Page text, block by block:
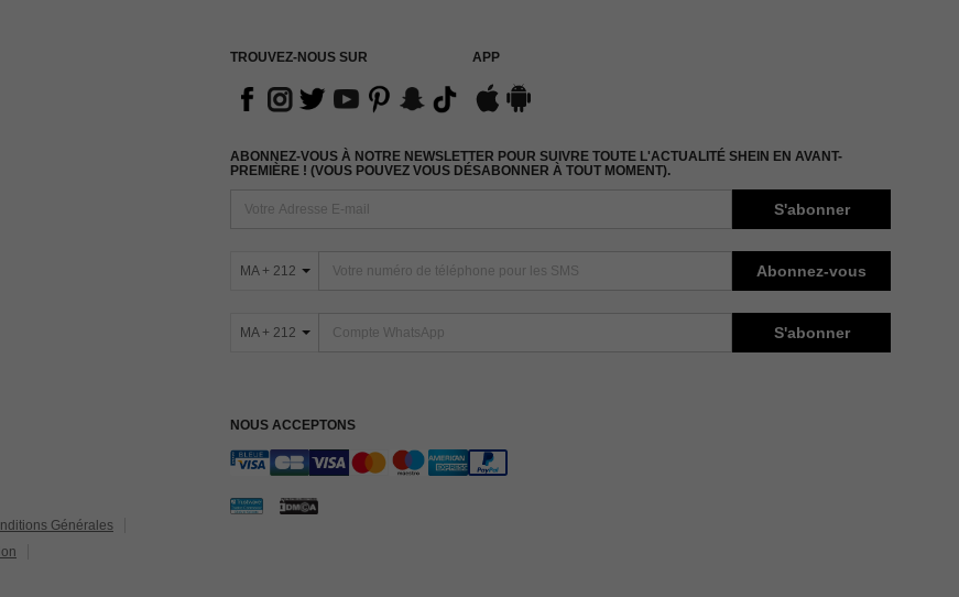
TROUVEZ-NOUS SUR APP
ABONNEZ-VOUS À NOTRE NEWSLETTER POUR SUIVRE TOUTE L'ACTUALITÉ SHEIN EN AVANT-
PREMIÈRE ! (VOUS POUVEZ VOUS DÉSABONNER À TOUT MOMENT).
S'abonner
MA + 212 Abonnez-vous
MA + 212 S'abonner
NOUS ACCEPTONS
Générales